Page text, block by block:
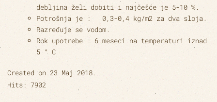
debljina želi dobiti i najčešće je 5-10 %.
Potrošnja je : 0,3-0,4 kg/m2 za dva sloja.
Razređuje se vodom.
Rok upotrebe : 6 meseci na temperaturi iznad
5 ° C
Created on 23 Maj 2018.
Hits: 7902